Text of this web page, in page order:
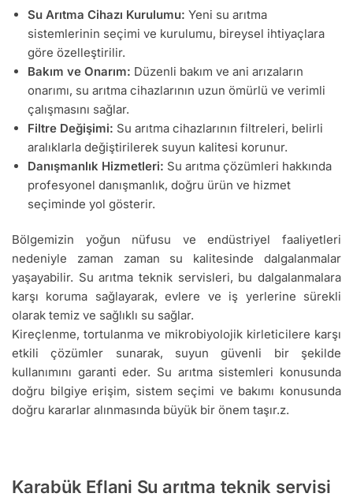
Su Arıtma Cihazı Kurulumu: Yeni su arıtma
sistemlerinin seçimi ve kurulumu, bireysel ihtiyaçlara
göre özelleştirilir.
Bakım ve Onarım: Düzenli bakım ve ani arızaların
onarımı, su arıtma cihazlarının uzun ömürlü ve verimli
çalışmasını sağlar.
Filtre Değişimi: Su arıtma cihazlarının filtreleri, belirli
aralıklarla değiştirilerek suyun kalitesi korunur.
Danışmanlık Hizmetleri: Su arıtma çözümleri hakkında
profesyonel danışmanlık, doğru ürün ve hizmet
seçiminde yol gösterir.
Bölgemizin yoğun nüfusu ve endüstriyel faaliyetleri
nedeniyle zaman zaman su kalitesinde dalgalanmalar
yaşayabilir. Su arıtma teknik servisleri, bu dalgalanmalara
karşı koruma sağlayarak, evlere ve iş yerlerine sürekli
olarak temiz ve sağlıklı su sağlar.
Kireçlenme, tortulanma ve mikrobiyolojik kirleticilere karşı
etkili çözümler sunarak, suyun güvenli bir şekilde
kullanımını garanti eder. Su arıtma sistemleri konusunda
doğru bilgiye erişim, sistem seçimi ve bakımı konusunda
doğru kararlar alınmasında büyük bir önem taşır.z.
Karabük Eflani Su arıtma teknik servisi